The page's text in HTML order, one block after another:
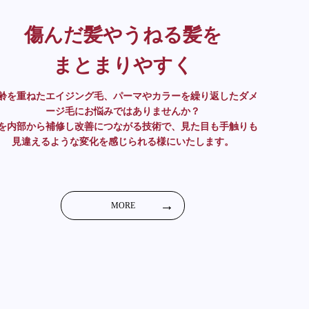
傷んだ髪やうねる髪を
まとまりやすく
を重ねたエイジング毛、パーマやカラーを繰り返したダメ
ージ毛にお悩みではありませんか？
内部から補修し改善につながる技術で、見た目も手触りも
見違えるような変化を感じられる様にいたします。
MORE